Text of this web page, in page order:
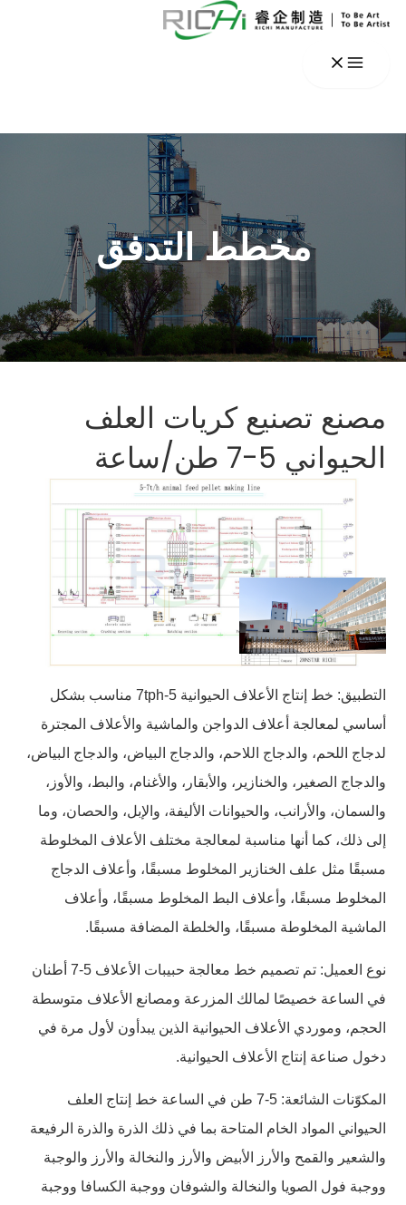
تخطي
المحتوى
مخطط التدفق
مصنع تصنيع كريات العلف
الحيواني 5-7 طن/ساعة
التطبيق: خط إنتاج الأعلاف الحيوانية 5-7tph مناسب بشكل
أساسي لمعالجة أعلاف الدواجن والماشية والأعلاف المجترة
لدجاج اللحم، والدجاج اللاحم، والدجاج البياض، والدجاج البياض،
والدجاج الصغير، والخنازير، والأبقار، والأغنام، والبط، والأوز،
والسمان، والأرانب، والحيوانات الأليفة، والإبل، والحصان، وما
إلى ذلك، كما أنها مناسبة لمعالجة مختلف الأعلاف المخلوطة
مسبقًا مثل علف الخنازير المخلوط مسبقًا، وأعلاف الدجاج
المخلوط مسبقًا، وأعلاف البط المخلوط مسبقًا، وأعلاف
الماشية المخلوطة مسبقًا، والخلطة المضافة مسبقًا.
نوع العميل: تم تصميم خط معالجة حبيبات الأعلاف 5-7 أطنان
في الساعة خصيصًا لمالك المزرعة ومصانع الأعلاف متوسطة
الحجم، وموردي الأعلاف الحيوانية الذين يبدأون لأول مرة في
دخول صناعة إنتاج الأعلاف الحيوانية.
المكوّنات الشائعة: 5-7 طن في الساعة خط إنتاج العلف
الحيواني المواد الخام المتاحة بما في ذلك الذرة والذرة الرفيعة
والشعير والقمح والأرز الأبيض والأرز والنخالة والأرز والوجبة
ووجبة فول الصويا والنخالة والشوفان ووجبة الكسافا ووجبة